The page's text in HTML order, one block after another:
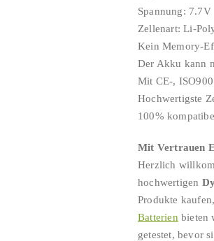
Spannung: 7.7V
Zellenart: Li-
Kein Memory-
Der Akku kann
Mit CE-,
Hochwertigste
100%
Mit Vertrauen
Herzlich
hochwertigen
Produkte
Batterien bieten
getestet, bevor